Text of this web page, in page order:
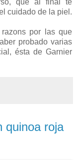
que al final te
cuidado de la piel.
por las que
probado varias
ésta de Garnier
quinoa roja